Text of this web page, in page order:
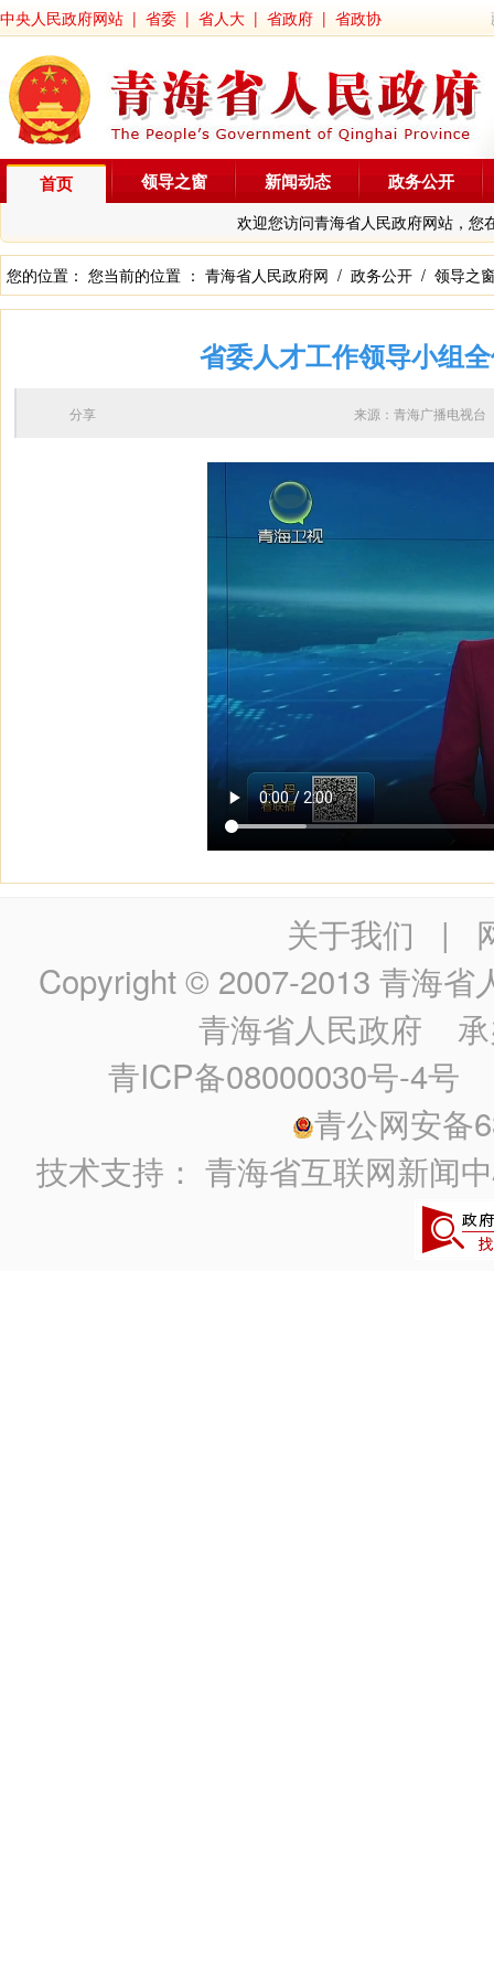
中央人民政府网站 | 省委 | 省人大 | 省政府 | 省政协
首页
欢迎您访问青海省人民政府网站，您
领导之窗 新闻动态 政务公开
您的位置： 您当前的位置 ： 青海省人民政府网 / 政务公开 / 领导之
省委人才工作领导小组
来源：青海广播电视
分享
关于我们 |
Copyright © 2007-2013 青海省
青海省人民政府 承
青ICP备08000030号-4号
青公网安备
技术支持：青海省互联网新闻